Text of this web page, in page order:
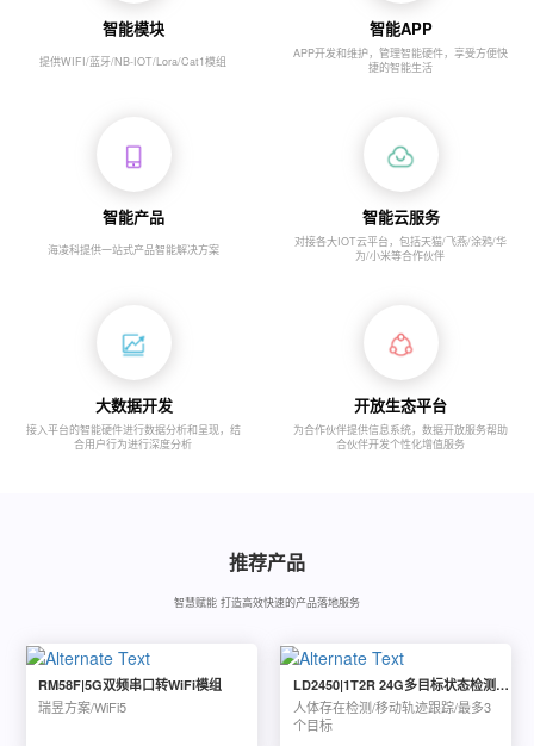
智能模块
提供WIFI/蓝牙/NB-IOT/Lora/Cat1模组
智能APP
APP开发和维护，管理智能硬件，享受方便快
捷的智能生活
智能产品
海凌科提供一站式产品智能解决方案
智能云服务
对接各大IOT云平台，包括天猫/飞燕/涂鸦/华
为/小米等合作伙伴
大数据开发
接入平台的智能硬件进行数据分析和呈现，结
合用户行为进行深度分析
开放生态平台
为合作伙伴提供信息系统，数据开放服务帮助
合伙伴开发个性化增值服务
推荐产品
智慧赋能 打造高效快速的产品落地服务
RM58F|5G双频串口转WiFi模组
瑞昱方案/WiFi5
LD2450|1T2R 24G多目标状态检测雷达
人体存在检测/移动轨迹跟踪/最多3
个目标